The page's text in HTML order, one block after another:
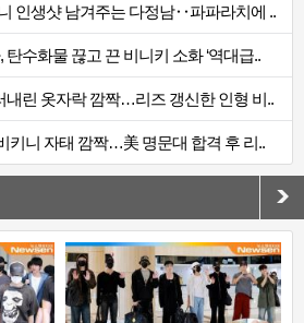
인생샷 남겨주는 다정남‥파파라치에 ..
수화물 끊고 끈 비니키 소화 ‘역대급..
내린 옷자락 깜짝…리즈 갱신한 인형 비..
키니 자태 깜짝…美 명문대 합격 후 리..